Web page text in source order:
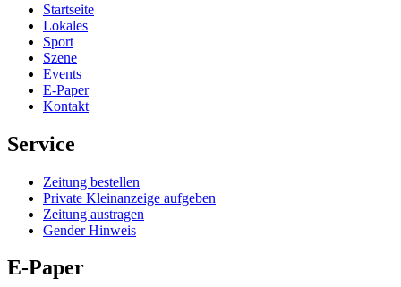
Startseite
Lokales
Sport
Szene
Events
E-Paper
Kontakt
Service
Zeitung bestellen
Private Kleinanzeige aufgeben
Zeitung austragen
Gender Hinweis
E-Paper